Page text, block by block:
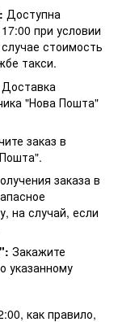
Доступна
при условии
стоимость
такси.
Доставка
"Нова Пошта"
заказ в
заказа в
на случай, если
Закажите
указанному
как правило,